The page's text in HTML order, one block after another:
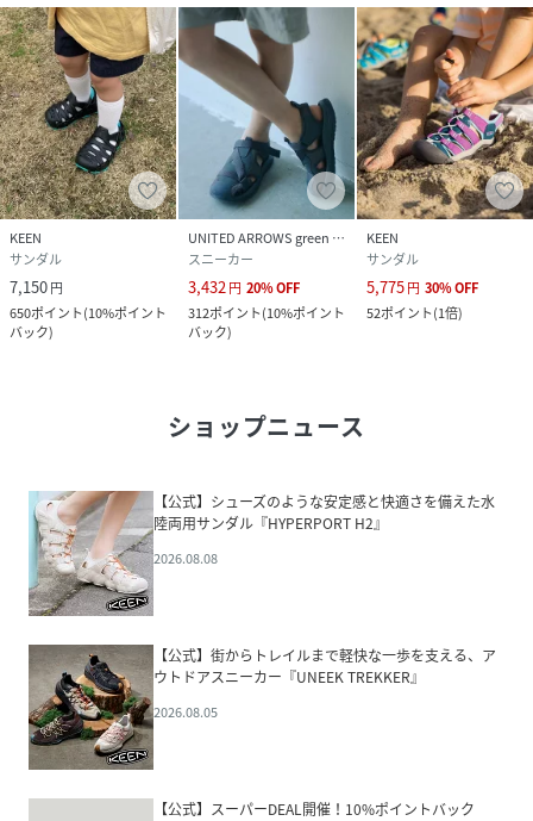
KEEN
サンダル
7,150円
650ポイント(10%ポイント
バック)
UNITED ARROWS green label relaxing
スニーカー
3,432 円 20%OFF
312ポイント(10%ポイント
バック)
KEEN
サンダル
5,775円 30%OFF
52ポイント(1倍)
ショップニュース
【公式】シューズのような安定感と快適さを備えた水
陸両用サンダル『HYPERPORT H2』
2026.08.08
【公式】街からトレイルまで軽快な一歩を支える、ア
ウトドアスニーカー『UNEEK TREKKER』
2026.08.05
【公式】スーパーDEAL開催！10%ポイントバック